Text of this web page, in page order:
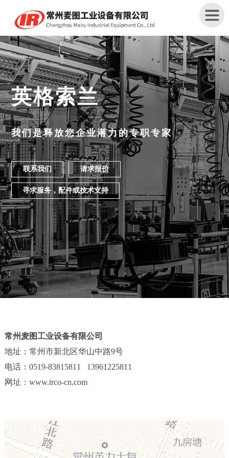
首
页
关
于
我
们
产
品
中
心
解
决
方
案
讯
在
线
系
英格索兰
我们是释放您企业潜力的专职专家
联系我们 请求报价
寻求服务，配件或技术支持
常州麦图工业设备有限公司
地址：常州市新北区华山中路9号
电话：0519-83815811 13961225811
网址：www.irco-cn.com